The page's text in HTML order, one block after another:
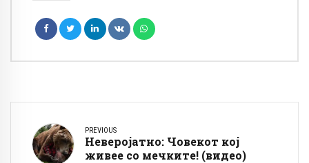
PREVIOUS
Неверојатно: Човекот кој
живее со мечките! (видео)